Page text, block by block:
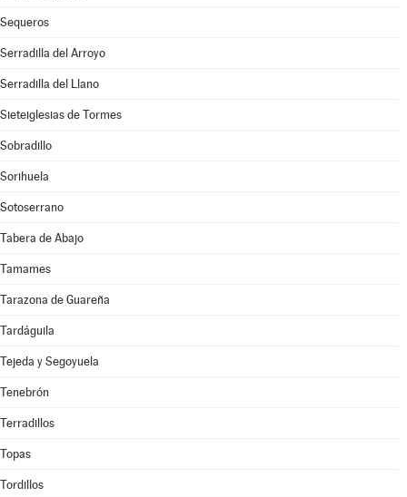
Sequeros
Serradilla del Arroyo
Serradilla del Llano
Sieteiglesias de Tormes
Sobradillo
Sorihuela
Sotoserrano
Tabera de Abajo
Tamames
Tarazona de Guareña
Tardáguila
Tejeda y Segoyuela
Tenebrón
Terradillos
Topas
Tordillos